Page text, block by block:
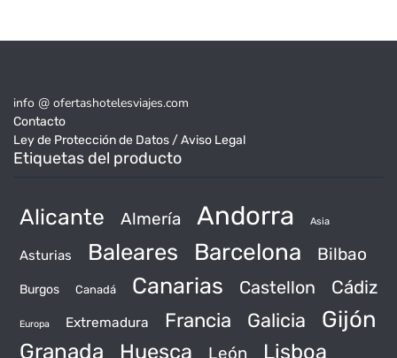
info @ ofertashotelesviajes.com
Contacto
Ley de Protección de Datos / Aviso Legal
Etiquetas del producto
Alicante Almería Andorra Asia
Asturias Baleares Barcelona Bilbao
Burgos Canadá Canarias Castellon Cádiz
Europa Extremadura Francia Galicia Gijón
Granada Huesca León Lisboa